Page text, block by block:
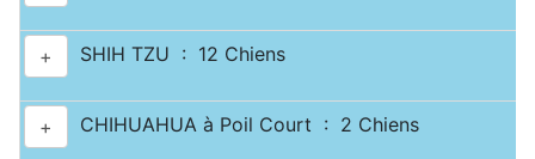
+ SHIH TZU : 12 Chiens
+ CHIHUAHUA à Poil Court : 2 Chiens